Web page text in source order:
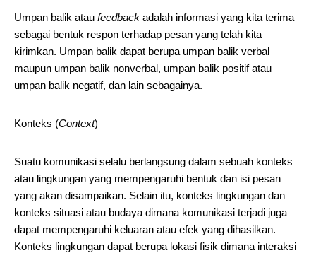
Umpan balik atau feedback adalah informasi yang kita terima
sebagai bentuk respon terhadap pesan yang telah kita
kirimkan. Umpan balik dapat berupa umpan balik verbal
maupun umpan balik nonverbal, umpan balik positif atau
umpan balik negatif, dan lain sebagainya.
Konteks (Context)
Suatu komunikasi selalu berlangsung dalam sebuah konteks
atau lingkungan yang mempengaruhi bentuk dan isi pesan
yang akan disampaikan. Selain itu, konteks lingkungan dan
konteks situasi atau budaya dimana komunikasi terjadi juga
dapat mempengaruhi keluaran atau efek yang dihasilkan.
Konteks lingkungan dapat berupa lokasi fisik dimana interaksi